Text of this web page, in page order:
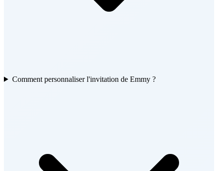
Comment personnaliser l'invitation de Emmy ?